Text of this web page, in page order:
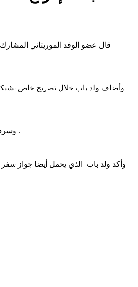
قال عضو الوفد الموريتاني
وأضاف ولد باب خلال تصريح خاص بشبكة
وسرد ولد باب قصة احتجازه وشعرات النشطاء قبالة المياه الدولية قرب جزيرة كريت اليونانية مؤكدا اختطاف الاحتلال لبقاديين في الأسطول هما سيف أو كشك وتياغو أفيلا .
وأكد ولد باب الذي يحمل أيضا جواز سفر